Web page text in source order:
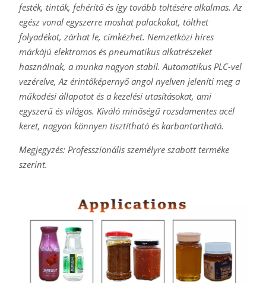
festék, tinták, fehérítő és így tovább töltésére alkalmas. Az
egész vonal egyszerre moshat palackokat, tölthet
folyadékot, zárhat le, címkézhet. Nemzetközi híres
márkájú elektromos és pneumatikus alkatrészeket
használnak, a munka nagyon stabil. Automatikus PLC-vel
vezérelve, Az érintőképernyő angol nyelven jeleníti meg a
működési állapotot és a kezelési utasításokat, ami
egyszerű és világos. Kiváló minőségű rozsdamentes acél
keret, nagyon könnyen tisztítható és karbantartható.
Megjegyzés: Professzionális személyre szabott terméke
szerint.